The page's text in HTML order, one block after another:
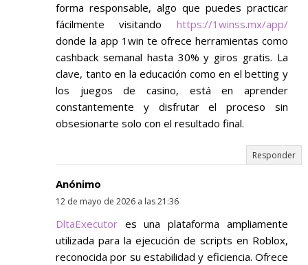
forma responsable, algo que puedes practicar
fácilmente visitandohttps://1winss.mx/app/
donde la app 1win te ofrece herramientas como
cashback semanal hasta 30% y giros gratis. La
clave, tanto en la educación como en el betting y
los juegos de casino, está en aprender
constantemente y disfrutar el proceso sin
obsesionarte solo con el resultado final.
Responder
Anónimo
12 de mayo de 2026 a las 21:36
DltaExecutores una plataforma ampliamente
utilizada para la ejecución de scripts en Roblox,
reconocida por su estabilidad y eficiencia. Ofrece